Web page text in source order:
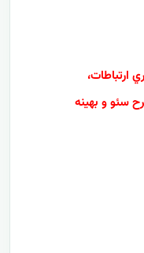
ارتباطات،
سئو و بهینه